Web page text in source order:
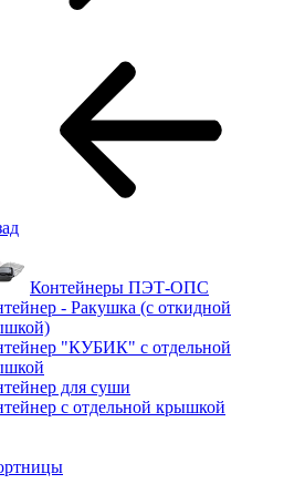
Контейнеры ПЭТ-ОПС
- Ракушка (с откидной
"КУБИК" с отдельной
для суши
с отдельной крышкой